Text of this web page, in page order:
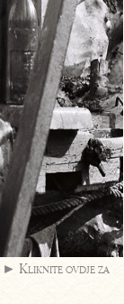
► Kliknite ovdje za